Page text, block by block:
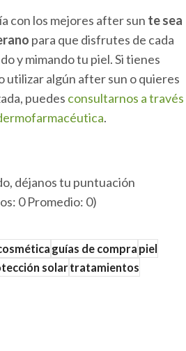
con los mejores after sun te sea
para que disfrutes de cada
y mimando tu piel. Si tienes
utilizar algún after sun o quieres
puedes consultarnos a través
.
déjanos tu puntuación
0Promedio: 0)
guías de comprapiel
solartratamientos